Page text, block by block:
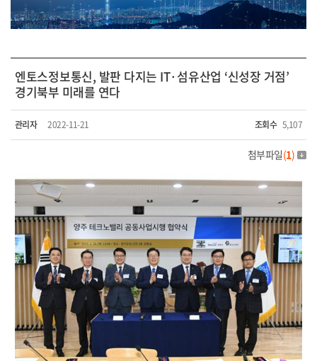
엔토스정보통신, 발판 다지는 IT·섬유산업 ‘신성장 거점’
경기북부 미래를 연다
관리자 2022-11-21 조회수 5,107
첨부파일(1)